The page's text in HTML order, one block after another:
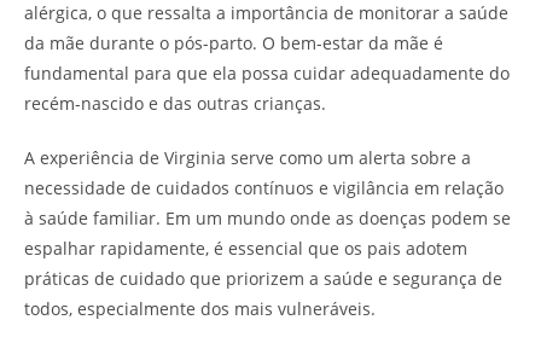
alérgica, o que ressalta a importância de monitorar a saúde
da mãe durante o pós-parto. O bem-estar da mãe é
fundamental para que ela possa cuidar adequadamente do
recém-nascido e das outras crianças.
A experiência de Virginia serve como um alerta sobre a
necessidade de cuidados contínuos e vigilância em relação
à saúde familiar. Em um mundo onde as doenças podem se
espalhar rapidamente, é essencial que os pais adotem
práticas de cuidado que priorizem a saúde e segurança de
todos, especialmente dos mais vulneráveis.